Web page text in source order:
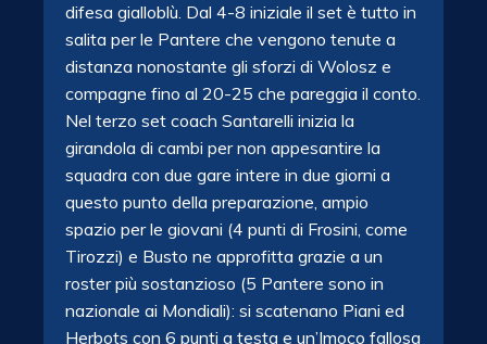
difesa gialloblù. Dal 4-8 iniziale il set è tutto in
salita per le Pantere che vengono tenute a
distanza nonostante gli sforzi di Wolosz e
compagne fino al 20-25 che pareggia il conto.
Nel terzo set coach Santarelli inizia la
girandola di cambi per non appesantire la
squadra con due gare intere in due giorni a
questo punto della preparazione, ampio
spazio per le giovani (4 punti di Frosini, come
Tirozzi) e Busto ne approfitta grazie a un
roster più sostanzioso (5 Pantere sono in
nazionale ai Mondiali): si scatenano Piani ed
Herbots con 6 punti a testa e un’Imoco fallosa